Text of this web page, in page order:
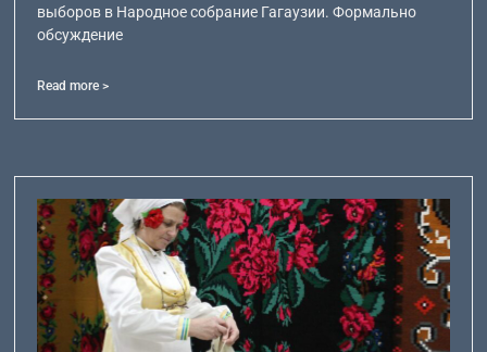
выборов в Народное собрание Гагаузии. Формально
обсуждение
Read more >